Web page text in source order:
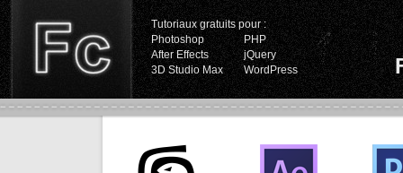
Tutoriaux gratuits pour :
Photoshop
PHP
After Effects
jQuery
3D Studio Max
WordPress